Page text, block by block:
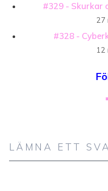
#329 - Skurkar
27
#328 -
12
LÄMNA ETT